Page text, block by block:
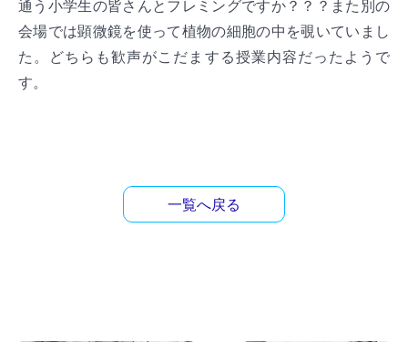
通う小学生の皆さんとフレミングですか？？？また別の
会場では顕微鏡を使って植物の細胞の中を覗いていまし
た。どちらも歓声がこだまする授業内容だったようで
す。
一覧へ戻る